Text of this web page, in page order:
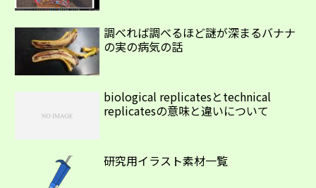
調べれば調べるほど謎が深まるバナナ
の実の病気の話
biological replicatesとtechnical
replicatesの意味と違いについて
研究用イラスト素材一覧